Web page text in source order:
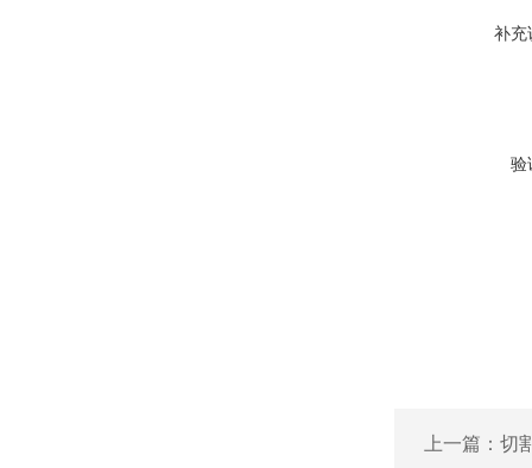
补充
验
上一篇： 切